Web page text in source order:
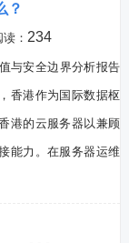
？
读： 234
与安全边界分析报告
香港作为国际数据枢
港的云服务器以兼顾
能力。在服务器运维